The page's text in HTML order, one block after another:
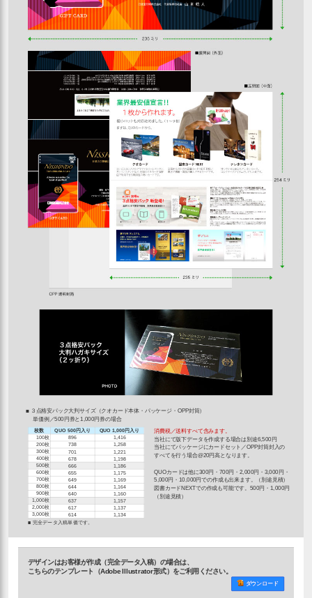
■ ３点格安パック大判サイズ（クオカード本体・パッケージ・OPP封筒）
単価例／500円券と1,000円券の場合
枚数 QUO 500円入り QUO 1,000円入り
100枚 896
1,416
200枚
738
1,258
300枚
701
1,221
400枚
678 1,198
500枚 666
1,186
600枚
655
1,175
700枚
649 1,169
800枚 644
1,164
900枚
640
1,160
1,000枚
637
1,157
2,000枚
617
1,137
3,000枚
614
1,134
■ 完全データ入稿単価です。
消費税／送料すべて含みます。
当社にて版下データを作成する場合は別途6,500円
当社にてパッケージにカードセット／OPP封筒封入の
すべてを行う場合@20円高となります。
QUOカードは他に300円・700円・2,000円・3,000円・
5,000円・10,000円での作成も出来ます。（別途見積）
図書カードNEXTでの作成も可能です。500円・1,000円
（別途見積）
デザインはお客様が作成（完全データ入稿）の場合は、
こちらのテンプレート（Adobe Illustrator形式）をご利用ください。
ダウンロード